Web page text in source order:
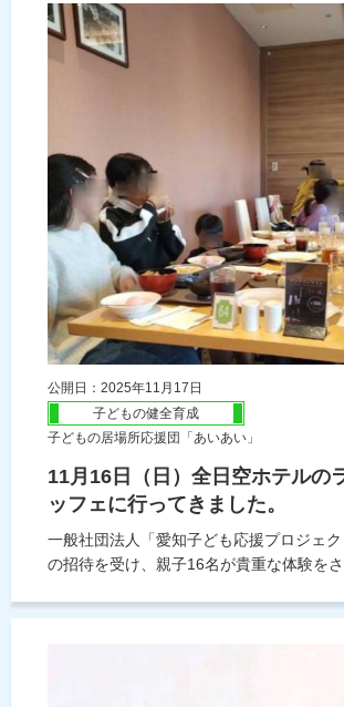
公開日：2025年11月17日
子どもの健全育成
子どもの居場所応援団「あいあい」
11月16日（日）全日空ホテルの
ッフェに行ってきました。
一般社団法人「愛知子ども応援プロジェ
の招待を受け、親子16名が貴重な体験をさ